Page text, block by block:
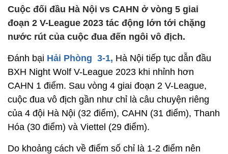
Cuộc đối đầu Hà Nội vs CAHN ở vòng 5 giai
đoạn 2 V-League 2023 tác động lớn tới chặng
nước rút của cuộc đua đến ngôi vô địch.
Đánh bại Hải Phòng 3-1, Hà Nội tiếp tục dẫn đầu
BXH Night Wolf V-League 2023 khi nhỉnh hơn
CAHN 1 điểm. Sau vòng 4 giai đoạn 2 V-League,
cuộc đua vô địch gần như chỉ là câu chuyện riêng
của 4 đội Hà Nội (32 điểm), CAHN (31 điểm), Thanh
Hóa (30 điểm) và Viettel (29 điểm).
Do khoảng cách về điểm số chỉ là 1-2 điểm nên